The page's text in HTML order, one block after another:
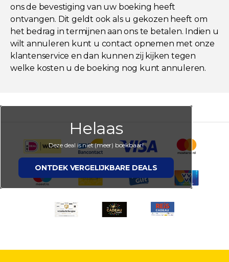
ons de bevestiging van uw boeking heeft
ontvangen. Dit geldt ook als u gekozen heeft om
het bedrag in termijnen aan ons te betalen. Indien u
wilt annuleren kunt u contact opnemen met onze
klantenservice en dan kunnen zij kijken tegen
welke kosten u de boeking nog kunt annuleren.
Helaas
Deze deal is niet (meer) boekbaar!
ONTDEK VERGELIJKBARE DEALS